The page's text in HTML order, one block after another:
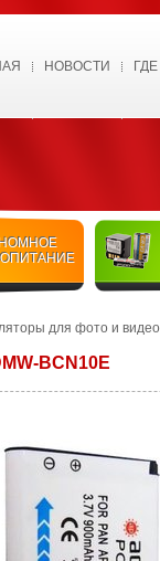
НОВОСТИ
для фото и
BCN10E